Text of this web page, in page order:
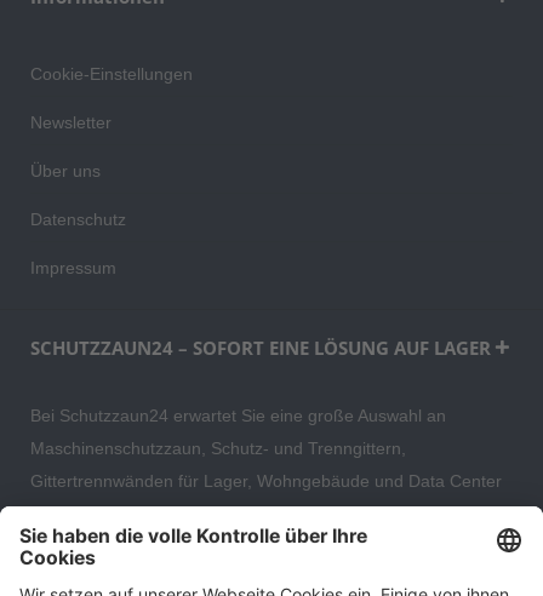
Cookie-Einstellungen
Newsletter
Über uns
Datenschutz
Impressum
SCHUTZZAUN24 – SOFORT EINE LÖSUNG AUF LAGER
Bei Schutzzaun24 erwartet Sie eine große Auswahl an
Maschinenschutzzaun, Schutz- und Trenngittern,
Gittertrennwänden für Lager, Wohngebäude und Data Center
hochwertige Gartenzäune und Zaunsysteme für die sichere